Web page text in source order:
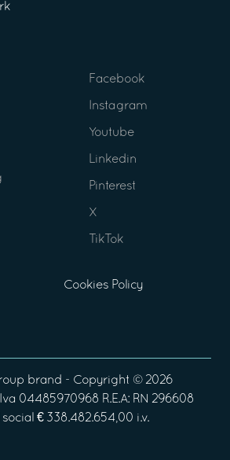
Facebook
Instagram
Youtube
Linkedin
Pinterest
X
TikTok
Cookies Policy
brand - Copyright © 2026
04485970968 R.E.A: RN 296608
€ 338.482.654,00 i.v.